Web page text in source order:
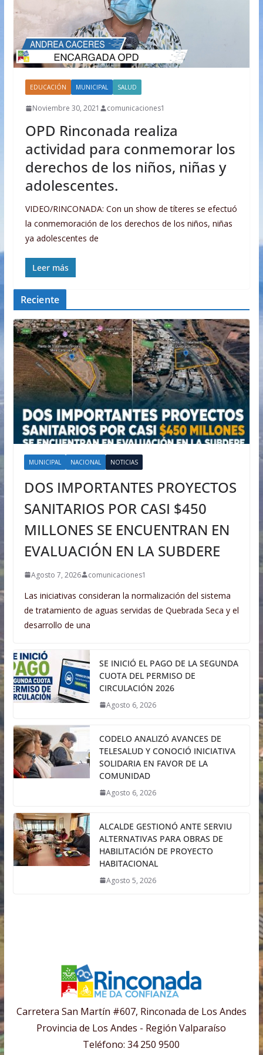
EDUCACIÓN MUNICIPAL SALUD
Noviembre 30, 2021 comunicaciones1
OPD Rinconada realiza
actividad para conmemorar los
derechos de los niños, niñas y
adolescentes.
VIDEO/RINCONADA: Con un show de títeres se efectuó
la conmemoración de los derechos de los niños, niñas
ya adolescentes de
Leer más
Reciente
MUNICIPAL NACIONAL NOTICIAS
DOS IMPORTANTES PROYECTOS
SANITARIOS POR CASI $450
MILLONES SE ENCUENTRAN EN
EVALUACIÓN EN LA SUBDERE
Agosto 7, 2026 comunicaciones1
Las iniciativas consideran la normalización del sistema
de tratamiento de aguas servidas de Quebrada Seca y el
desarrollo de una
SE INICIÓ EL PAGO DE LA SEGUNDA
CUOTA DEL PERMISO DE
CIRCULACIÓN 2026
Agosto 6, 2026
CODELO ANALIZÓ AVANCES DE
TELESALUD Y CONOCIÓ INICIATIVA
SOLIDARIA EN FAVOR DE LA
COMUNIDAD
Agosto 6, 2026
ALCALDE GESTIONÓ ANTE SERVIU
ALTERNATIVAS PARA OBRAS DE
HABILITACIÓN DE PROYECTO
HABITACIONAL
Agosto 5, 2026
Carretera San Martín #607, Rinconada de Los Andes
Provincia de Los Andes - Región Valparaíso
Teléfono: 34 250 9500